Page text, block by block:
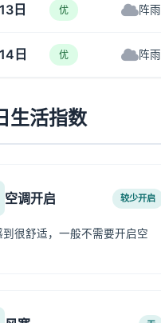
日 优 阵雨
日 优 阵雨
生活指数
空调开启 较少开启
到很舒适，一般不需要开启空